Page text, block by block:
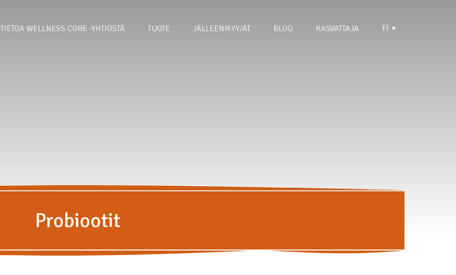
TIETOA WELLNESS CORE -YHTIÖSTÄ TUOTE JÄLLEENMYYJÄT BLOG KASVATTAJA FI ▼
Probiootit